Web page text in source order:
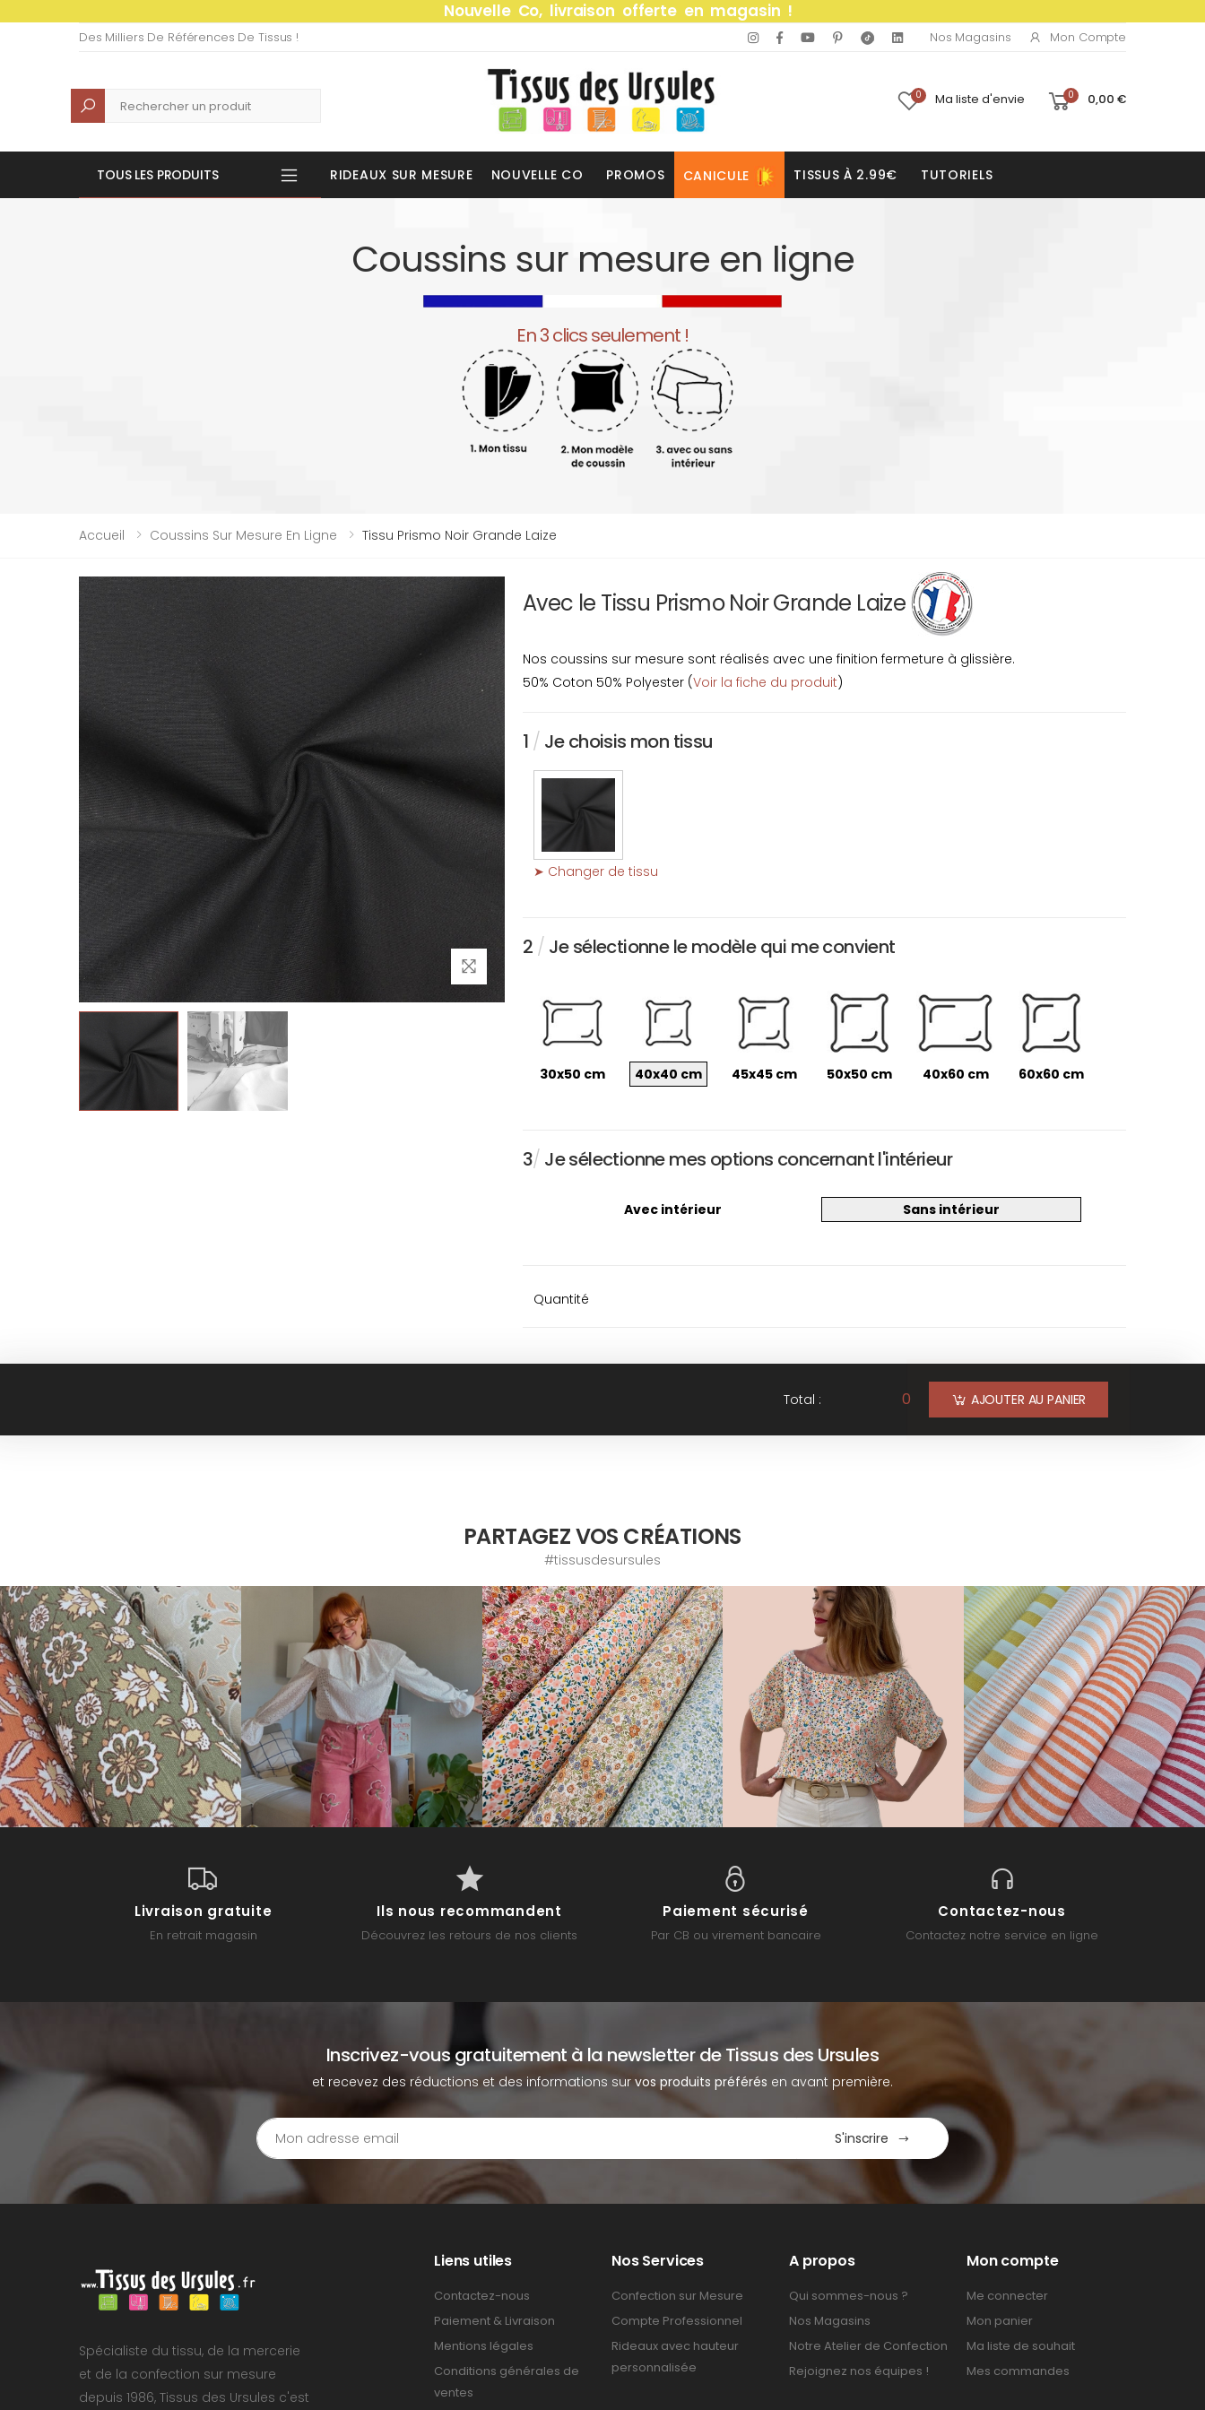
Nouvelle Co, livraison offerte en magasin !
Des Milliers De Références De Tissus ! Nos Magasins Mon Compte
Recherche 0 Ma liste d'envie 0 0,00 €
TOUS LES PRODUITS RIDEAUX SUR MESURE NOUVELLE CO PROMOS CANICULE TISSUS À 2.99€ TUTORIELS
Coussins sur mesure en ligne
En 3 clics seulement !
Accueil Coussins Sur Mesure En Ligne Tissu Prismo Noir Grande Laize
Avec le Tissu Prismo Noir Grande Laize
Nos coussins sur mesure sont réalisés avec une finition fermeture à glissière.
50% Coton 50% Polyester (Voir la fiche du produit)
1 / Je choisis mon tissu
➤ Changer de tissu
2 / Je sélectionne le modèle qui me convient
30x50 cm 40x40 cm 45x45 cm 50x50 cm 40x60 cm 60x60 cm
3/ Je sélectionne mes options concernant l'intérieur
Avec intérieur Sans intérieur
Quantité
Total : 0 AJOUTER AU PANIER
PARTAGEZ VOS CRÉATIONS
#tissusdesursules
Livraison gratuite
En retrait magasin
Ils nous recommandent
Découvrez les retours de nos clients
Paiement sécurisé
Par CB ou virement bancaire
Contactez-nous
Contactez notre service en ligne
Inscrivez-vous gratuitement à la newsletter de Tissus des Ursules
et recevez des réductions et des informations survos produits préférés en avant première.
S'inscrire
Spécialiste du tissu, de la mercerie
et de la confection sur mesure
depuis 1986, Tissus des Ursules c'est
Liens utiles
Contactez-nous
Paiement & Livraison
Mentions légales
Conditions générales de
ventes
Nos Services
Confection sur Mesure
Compte Professionnel
Rideaux avec hauteur
personnalisée
A propos
Qui sommes-nous ?
Nos Magasins
Notre Atelier de Confection
Rejoignez nos équipes !
Mon compte
Me connecter
Mon panier
Ma liste de souhait
Mes commandes